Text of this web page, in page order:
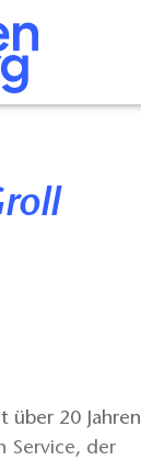
über 20 Jahren
Service, der